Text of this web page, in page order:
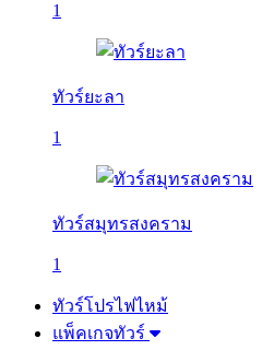
1
ทัวร์ยะลา
1
ทัวร์สมุทรสงคราม
1
ทัวร์โปรไฟไหม้
แพ็คเกจทัวร์